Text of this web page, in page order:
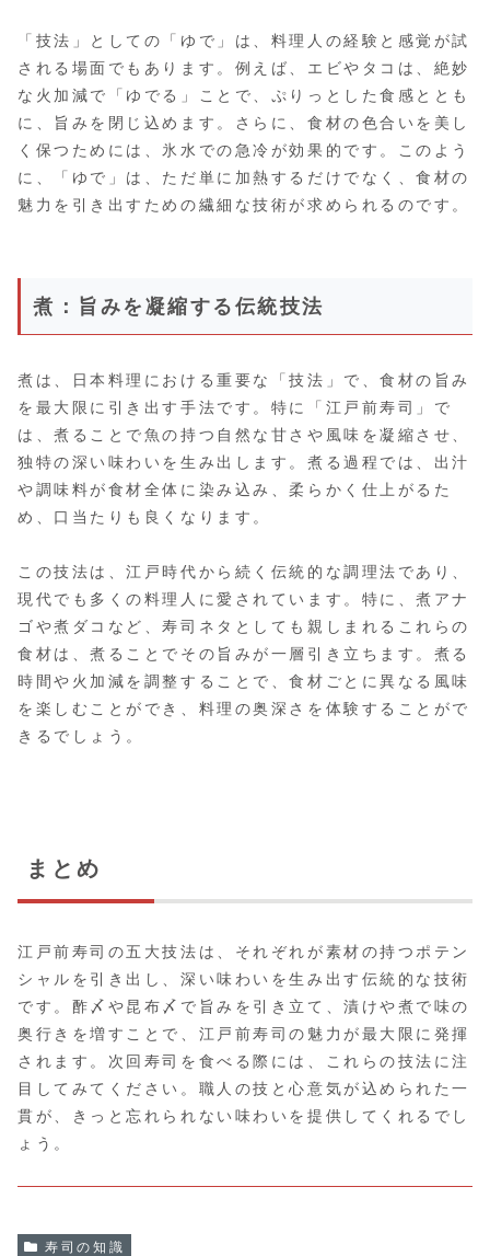
「技法」としての「ゆで」は、料理人の経験と感覚が試
される場面でもあります。例えば、エビやタコは、絶妙
な火加減で「ゆでる」ことで、ぷりっとした食感ととも
に、旨みを閉じ込めます。さらに、食材の色合いを美し
く保つためには、氷水での急冷が効果的です。このよう
に、「ゆで」は、ただ単に加熱するだけでなく、食材の
魅力を引き出すための繊細な技術が求められるのです。
煮：旨みを凝縮する伝統技法
煮は、日本料理における重要な「技法」で、食材の旨み
を最大限に引き出す手法です。特に「江戸前寿司」で
は、煮ることで魚の持つ自然な甘さや風味を凝縮させ、
独特の深い味わいを生み出します。煮る過程では、出汁
や調味料が食材全体に染み込み、柔らかく仕上がるた
め、口当たりも良くなります。
この技法は、江戸時代から続く伝統的な調理法であり、
現代でも多くの料理人に愛されています。特に、煮アナ
ゴや煮ダコなど、寿司ネタとしても親しまれるこれらの
食材は、煮ることでその旨みが一層引き立ちます。煮る
時間や火加減を調整することで、食材ごとに異なる風味
を楽しむことができ、料理の奥深さを体験することがで
きるでしょう。
まとめ
江戸前寿司の五大技法は、それぞれが素材の持つポテン
シャルを引き出し、深い味わいを生み出す伝統的な技術
です。酢〆や昆布〆で旨みを引き立て、漬けや煮で味の
奥行きを増すことで、江戸前寿司の魅力が最大限に発揮
されます。次回寿司を食べる際には、これらの技法に注
目してみてください。職人の技と心意気が込められた一
貫が、きっと忘れられない味わいを提供してくれるでし
ょう。
寿司の知識